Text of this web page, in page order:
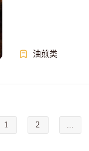
油煎类
1 2 ...